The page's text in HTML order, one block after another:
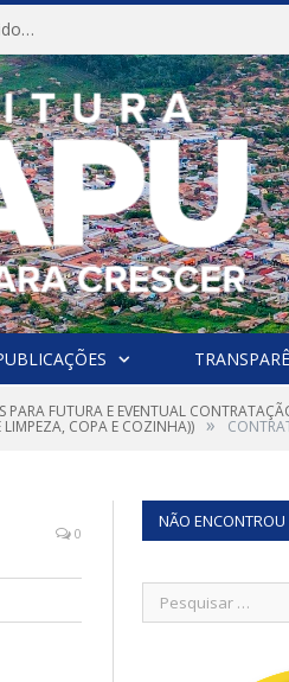
CONVITE A Prefeitura Municipal de Anapu convida todos os servidores públicos municipais para participarem da Audiência Pública de discussão da Lei de Diretrizes Orçamentárias (LDO), importante instrumento de planejamento das ações e investimentos da Administração Pública para o próximo exercício financeiro.
FUTURA E EVENTUAL
LIMPEZA, COPA E COZINHA)) »
0
NÃO